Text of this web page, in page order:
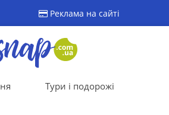
Реклама на сайті
Тури і подорожі